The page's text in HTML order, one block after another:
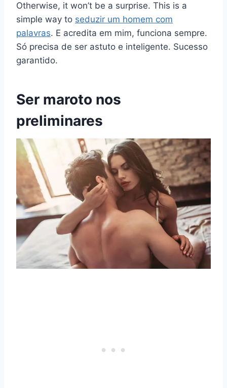
Otherwise, it won’t be a surprise. This is a
simple way to seduzir um homem com
palavras. E acredita em mim, funciona sempre.
Só precisa de ser astuto e inteligente. Sucesso
garantido.
Ser maroto nos
preliminares